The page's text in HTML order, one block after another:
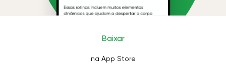
Baixar
na App Store